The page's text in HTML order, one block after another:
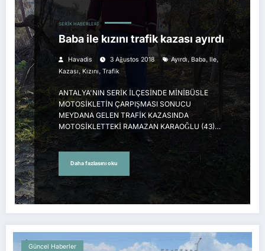
SERIK HABERLERI
Baba ile kızını trafik kazası ayırdı
Havadis 3 Ağustos 2018 Ayırdı, Baba, Ile,
Kazası,Kızını, Trafik
ANTALYA'NIN SERİK İLÇESİNDE MİNİBÜSLE
MOTOSİKLETİN ÇARPIŞMASI SONUCU
MEYDANA GELEN TRAFİK KAZASINDA
MOTOSİKLETTEKİ RAMAZAN KARAOĞLU (43)…
Daha fazlasını oku
Güncel Haberler